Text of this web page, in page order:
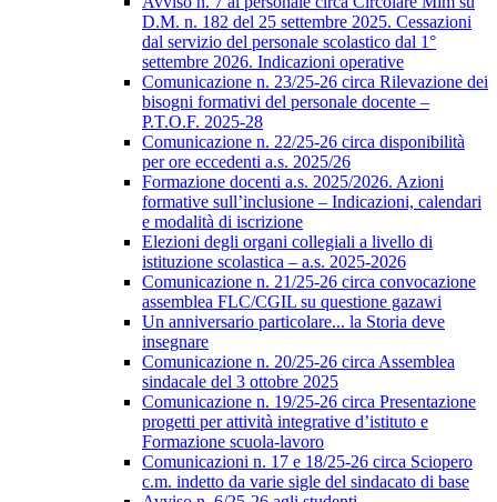
D.M. n. 182 del 25 settembre 2025. Cessazioni
dal servizio del personale scolastico dal 1°
settembre 2026. Indicazioni operative
Comunicazione n. 23/25-26 circa Rilevazione dei
bisogni formativi del personale docente –
P.T.O.F. 2025-28
Comunicazione n. 22/25-26 circa disponibilità
per ore eccedenti a.s. 2025/26
Formazione docenti a.s. 2025/2026. Azioni
formative sull’inclusione – Indicazioni, calendari
e modalità di iscrizione
Elezioni degli organi collegiali a livello di
istituzione scolastica – a.s. 2025-2026
Comunicazione n. 21/25-26 circa convocazione
assemblea FLC/CGIL su questione gazawi
Un anniversario particolare... la Storia deve
insegnare
Comunicazione n. 20/25-26 circa Assemblea
sindacale del 3 ottobre 2025
Comunicazione n. 19/25-26 circa Presentazione
progetti per attività integrative d’istituto e
Formazione scuola-lavoro
Comunicazioni n. 17 e 18/25-26 circa Sciopero
c.m. indetto da varie sigle del sindacato di base